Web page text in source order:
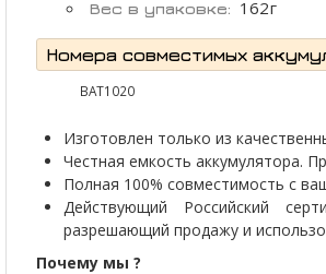
Вес в упаковке: 162г
Номера совместимых
BAT1020
Изготовлен только из
Честная емкость аккумулятора.
Полная 100% совместимость с
Действующий Российский
разрешающий продажу и
Почему мы ?